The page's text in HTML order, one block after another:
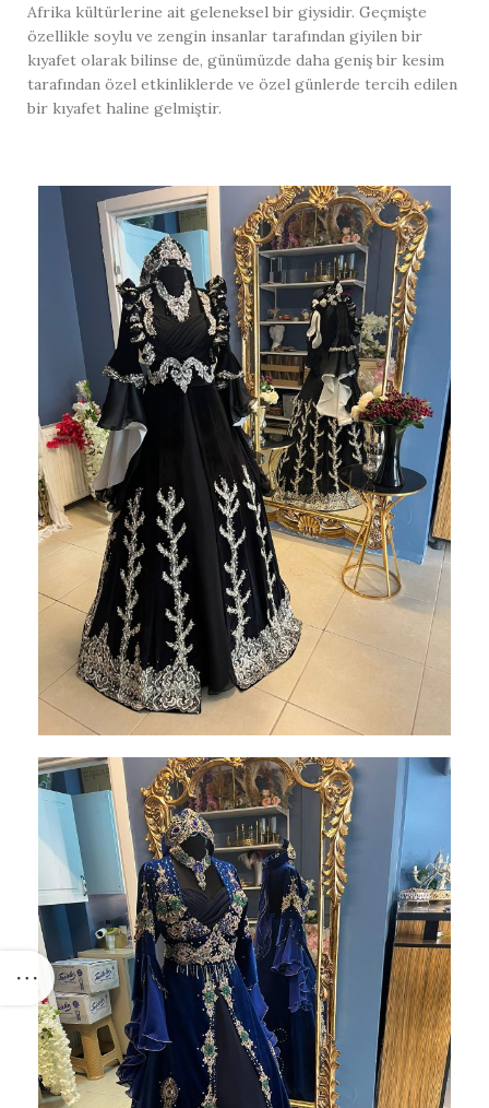
Afrika kültürlerine ait geleneksel bir giysidir. Geçmişte
özellikle soylu ve zengin insanlar tarafından giyilen bir
kıyafet olarak bilinse de, günümüzde daha geniş bir kesim
tarafından özel etkinliklerde ve özel günlerde tercih edilen
bir kıyafet haline gelmiştir.